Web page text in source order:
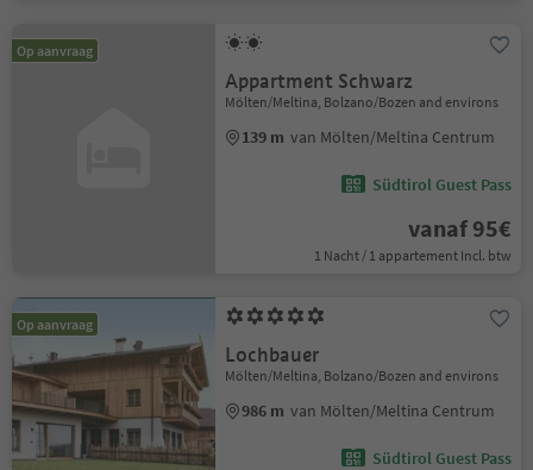
Op aanvraag
Appartment Schwarz
Mölten/Meltina, Bolzano/Bozen and environs
139 m van Mölten/Meltina Centrum
Südtirol Guest Pass
vanaf 95€
1 Nacht / 1 appartement Incl. btw
Op aanvraag
Lochbauer
Mölten/Meltina, Bolzano/Bozen and environs
986 m van Mölten/Meltina Centrum
Südtirol Guest Pass